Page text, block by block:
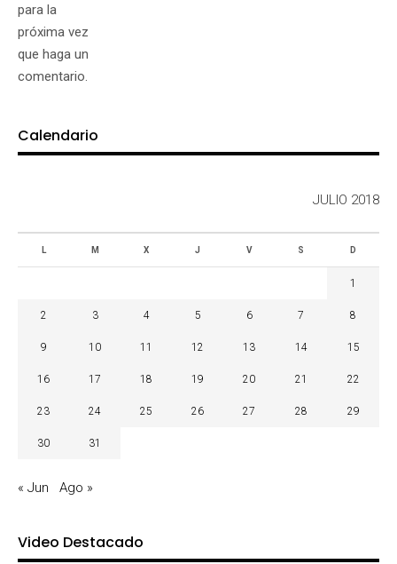
para la
próxima vez
que haga un
comentario.
Calendario
JULIO 2018
L M X J V S D
1
2 3 4 5 6 7 8
9 10 11 12 13 14 15
16 17 18 19 20 21 22
23 24 25 26 27 28 29
30 31
« Jun Ago »
Video Destacado